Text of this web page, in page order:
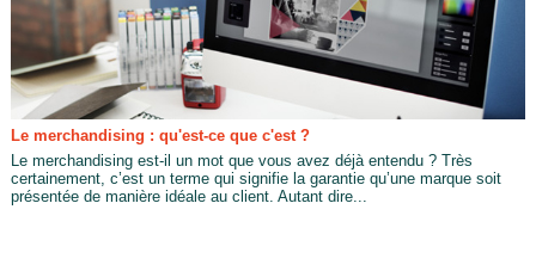
Le merchandising : qu'est-ce que c'est ?
Le merchandising est-il un mot que vous avez déjà entendu ? Très
certainement, c’est un terme qui signifie la garantie qu’une marque soit
présentée de manière idéale au client. Autant dire...